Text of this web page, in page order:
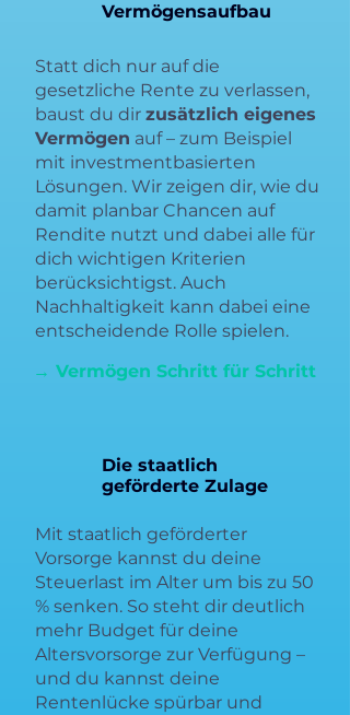
Vermögensaufbau
Statt dich nur auf die
gesetzliche Rente zu verlassen,
baust du dir zusätzlich eigenes
Vermögen auf – zum Beispiel
mit investmentbasierten
Lösungen. Wir zeigen dir, wie du
damit planbar Chancen auf
Rendite nutzt und dabei alle für
dich wichtigen Kriterien
berücksichtigst. Auch
Nachhaltigkeit kann dabei eine
entscheidende Rolle spielen.
→ Vermögen Schritt für Schritt
Die staatlich
geförderte Zulage
Mit staatlich geförderter
Vorsorge kannst du deine
Steuerlast im Alter um bis zu 50
% senken. So steht dir deutlich
mehr Budget für deine
Altersvorsorge zur Verfügung –
und du kannst deine
Rentenlücke spürbar und